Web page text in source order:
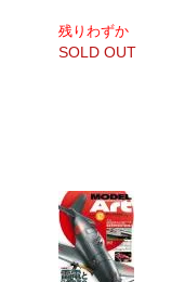
残りわずか
SOLD OUT